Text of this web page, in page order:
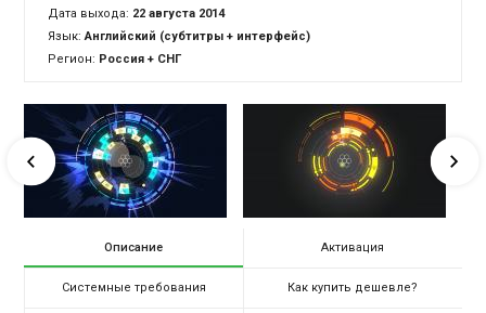
Дата выхода: 22 августа 2014
Язык:Английский (субтитры + интерфейс)
Регион: Россия + СНГ
Описание Активация
Системные требования Как купить дешевле?